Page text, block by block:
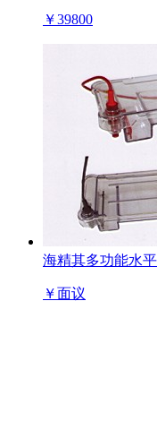
￥39800
海精其多功能水
￥面议